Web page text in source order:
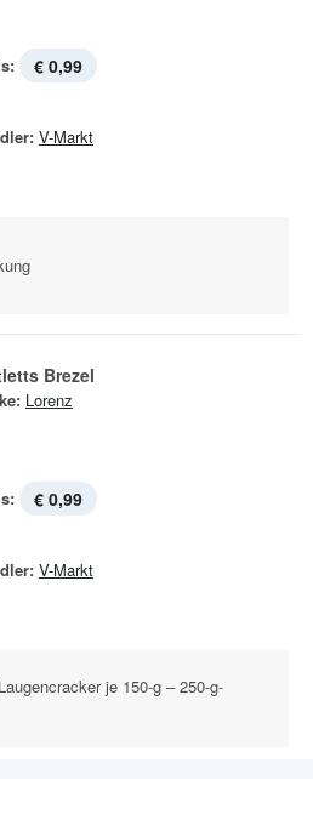
€ 0,99
V-Markt
Brezel
Lorenz
€ 0,99
V-Markt
je 150-g – 250-g-